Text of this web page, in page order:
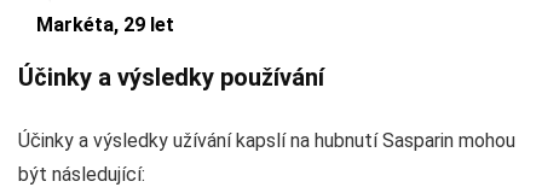
Markéta, 29 let
Účinky a výsledky používání
Účinky a výsledky užívání kapslí na hubnutí Sasparin mohou
být následující: